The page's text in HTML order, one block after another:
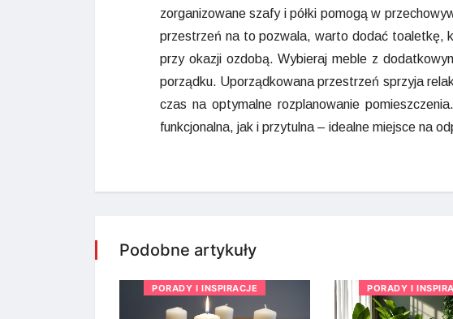
zorganizowane szafy i półki pomogą w
przestrzeń na to pozwala, warto dodać toaletkę,
przy okazji ozdobą. Wybieraj meble z
porządku. Uporządkowana przestrzeń sprzyja
czas na optymalne rozplanowanie
funkcjonalna, jak i przytulna – idealne miejsce na
Podobne artykuły
PORADY I INSPIRACJE PORADY I